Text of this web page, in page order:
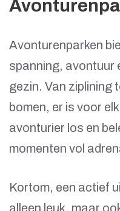
Avonturenparken
spanning, avontuur
gezin. Van ziplining
bomen, er is voor
avonturier los en
momenten vol
Kortom, een actief
alleen leuk, maar